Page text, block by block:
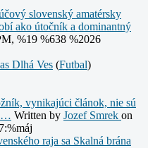
slovenský amatérsky
ako útočník a dominantný
%19 %638 %2026
Dlhá Ves (Futbal)
vynikajúci článok, nie sú
Written by Jozef Smrek on
raja sa Skalná brána